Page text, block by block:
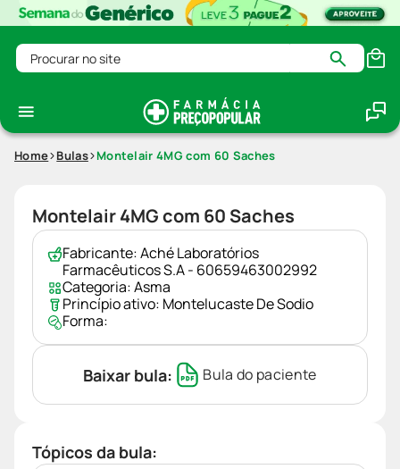
Procurar no site
Home Bulas Montelair 4MG com 60 Saches
Montelair 4MG com 60 Saches
Fabricante:Aché Laboratórios
Farmacêuticos S.A - 60659463002992
Categoria:Asma
Princípio ativo: Montelucaste De Sodio
Forma:
Baixar bula: Bula do paciente
Tópicos da bula: